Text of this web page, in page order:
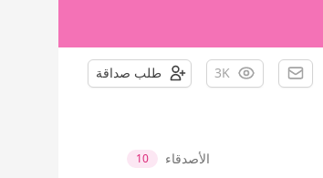
3K طلب صداقة
الأصدقاء 10